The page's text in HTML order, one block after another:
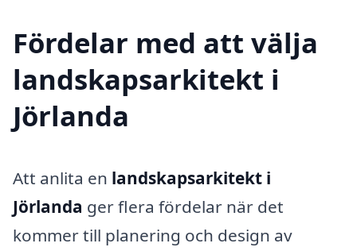
Fördelar med att välja
landskapsarkitekt i
Jörlanda
Att anlita en landskapsarkitekt i
Jörlanda ger flera fördelar när det
kommer till planering och design av